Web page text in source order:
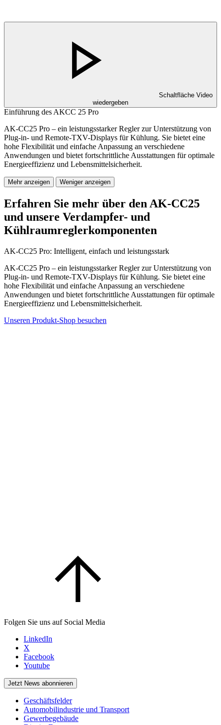
Schaltfläche Video
wiedergeben
Einführung des AKCC 25 Pro
AK-CC25 Pro – ein leistungsstarker Regler zur Unterstützung von
Plug-in- und Remote-TXV-Displays für Kühlung. Sie bietet eine
hohe Flexibilität und einfache Anpassung an verschiedene
Anwendungen und bietet fortschrittliche Ausstattungen für optimale
Energieeffizienz und Lebensmittelsicherheit.
Mehr anzeigen Weniger anzeigen
Erfahren Sie mehr über den AK-CC25
und unsere Verdampfer- und
Kühlraumreglerkomponenten
AK-CC25 Pro: Intelligent, einfach und leistungsstark
AK-CC25 Pro – ein leistungsstarker Regler zur Unterstützung von
Plug-in- und Remote-TXV-Displays für Kühlung. Sie bietet eine
hohe Flexibilität und einfache Anpassung an verschiedene
Anwendungen und bietet fortschrittliche Ausstattungen für optimale
Energieeffizienz und Lebensmittelsicherheit.
Unseren Produkt-Shop besuchen
Folgen Sie uns auf Social Media
LinkedIn
X
Facebook
Youtube
Jetzt News abonnieren
Geschäftsfelder
Automobilindustrie und Transport
Gewerbegebäude